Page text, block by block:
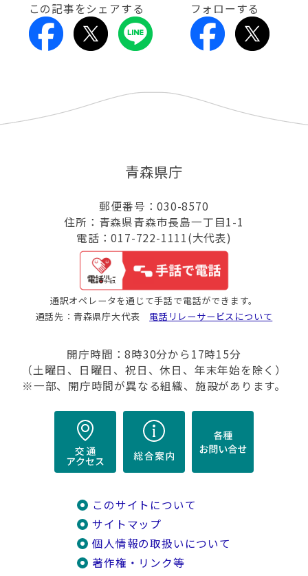
この記事をシェアする フォローする
青森県庁
郵便番号：030-8570
住所：青森県青森市長島一丁目1-1
電話：017-722-1111(大代表)
通訳オペレータを通じて手話で電話ができます。
通話先：青森県庁大代表 電話リレーサービスについて
開庁時間：8時30分から17時15分
（土曜日、日曜日、祝日、休日、年末年始を除く）
※一部、開庁時間が異なる組織、施設があります。
このサイトについて
サイトマップ
個人情報の取扱いについて
著作権・リンク等